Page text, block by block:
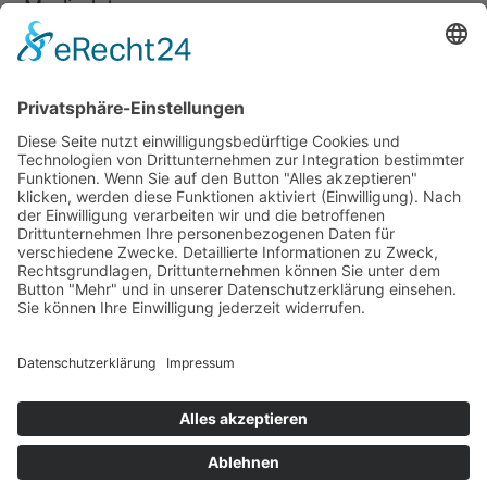
Mediadaten
Newsletter
LogIn
Legal
Impressum
Datenschutzerklärung
Cookie-Einstellungen
Programmkino.de richtet sich an Film- und Kinobegeisterte jeden
Geschlechts. Zur besseren Lesbarkeit haben wir uns aber entschlossen,
auf eine Doppelnennung oder Genderzeichen zu verzichten. Wo möglich